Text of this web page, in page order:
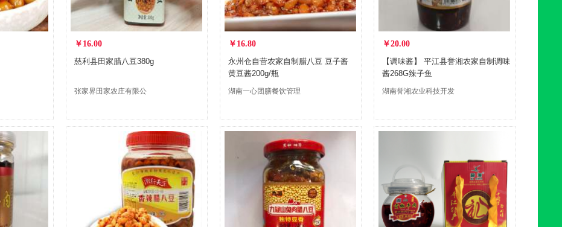
￥16.00
慈利县田家腊八豆380g
张家界田家农庄有限公
￥16.80
永州仓自营农家自制腊八豆 豆子酱
黄豆酱200g/瓶
湖南一心团膳餐饮管理
￥20.00
【调味酱】 平江县誉湘农家自制调味
酱268G辣子鱼
湖南誉湘农业科技开发